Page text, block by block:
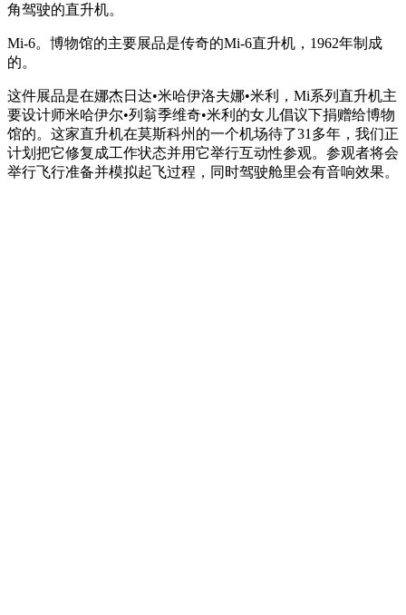
角驾驶的直升机。
Mi-6。博物馆的主要展品是传奇的Mi-6直升机，1962年制成
的。
这件展品是在娜杰日达•米哈伊洛夫娜•米利，Mi系列直升机主
要设计师米哈伊尔•列翁季维奇•米利的女儿倡议下捐赠给博物
馆的。这家直升机在莫斯科州的一个机场待了31多年，我们正
计划把它修复成工作状态并用它举行互动性参观。参观者将会
举行飞行准备并模拟起飞过程，同时驾驶舱里会有音响效果。